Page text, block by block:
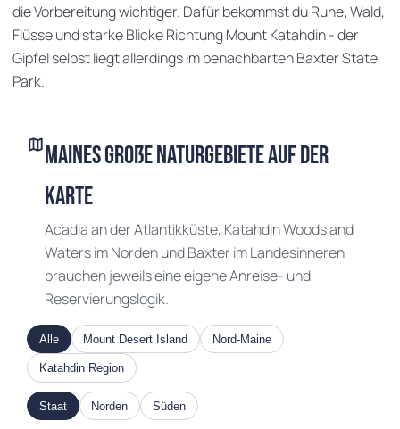
die Vorbereitung wichtiger. Dafür bekommst du Ruhe, Wald,
Flüsse und starke Blicke Richtung Mount Katahdin - der
Gipfel selbst liegt allerdings im benachbarten Baxter State
Park.
mapMaines große Naturgebiete auf der
Karte
Acadia an der Atlantikküste, Katahdin Woods and
Waters im Norden und Baxter im Landesinneren
brauchen jeweils eine eigene Anreise- und
Reservierungslogik.
Alle Mount Desert Island Nord-Maine
Katahdin Region
Staat Norden Süden